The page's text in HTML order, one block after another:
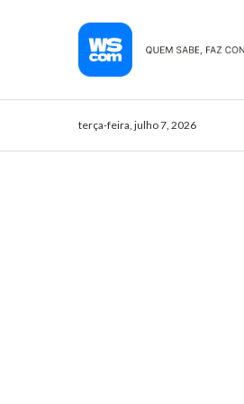
terça-feira, julho 7, 2026